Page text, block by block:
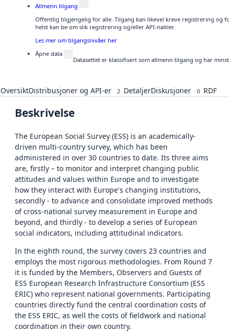
Allmenn tilgang
Offentlig tilgjengelig for alle. Tilgang kan likevel kreve registrering og
helst kan be om slik registrering og/eller API-nøkler.
Les mer om tilgangsnivåer her
Åpne data
Datasettet er klassifisert som allmenn tilgang og har
OversiktDistribusjoner og API-er 2 DetaljerDiskusjoner 0 RDF
Beskrivelse
The European Social Survey (ESS) is an academically-
driven multi-country survey, which has been
administered in over 30 countries to date. Its three aims
are, firstly – to monitor and interpret changing public
attitudes and values within Europe and to investigate
how they interact with Europe's changing institutions,
secondly - to advance and consolidate improved methods
of cross-national survey measurement in Europe and
beyond, and thirdly - to develop a series of European
social indicators, including attitudinal indicators.
In the eighth round, the survey covers 23 countries and
employs the most rigorous methodologies. From Round 7
it is funded by the Members, Observers and Guests of
ESS European Research Infrastructure Consortium (ESS
ERIC) who represent national governments. Participating
countries directly fund the central coordination costs of
the ESS ERIC, as well the costs of fieldwork and national
coordination in their own country.